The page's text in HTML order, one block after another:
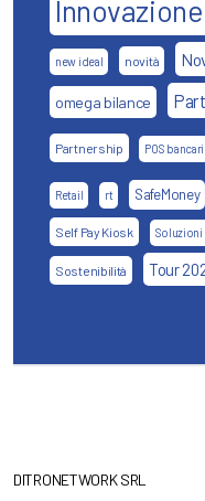
new ideal novità
omega bilance
Partnership POS bancari
Retail rt SafeMoney
Self Pay Kiosk Soluzioni
Sostenibilità Tour
DITRONETWORK SRL